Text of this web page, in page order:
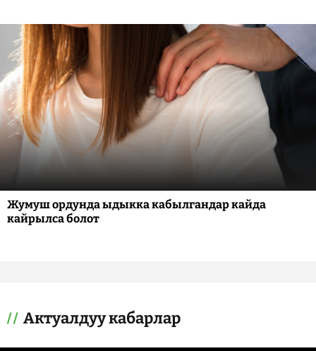
Жумуш ордунда ыдыкка кабылгандар кайда
кайрылса болот
Актуалдуу кабарлар